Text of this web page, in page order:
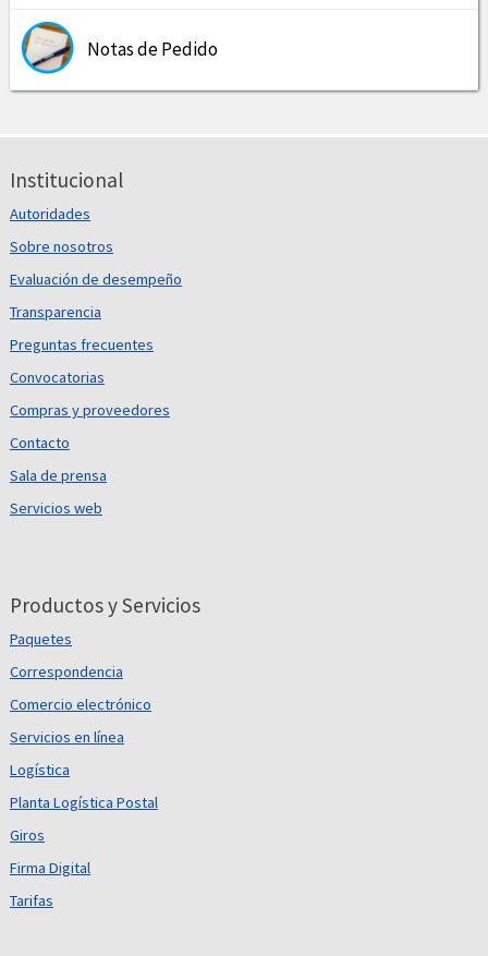
Notas de Pedido
Institucional
Autoridades
Sobre nosotros
Evaluación de desempeño
Transparencia
Preguntas frecuentes
Convocatorias
Compras y proveedores
Contacto
Sala de prensa
Servicios web
Productos y Servicios
Paquetes
Correspondencia
Comercio electrónico
Servicios en línea
Logística
Planta Logística Postal
Giros
Firma Digital
Tarifas